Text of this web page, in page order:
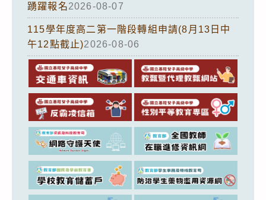
踴躍報名2026-08-07
115學年度高二第一階段轉組申請(8月13日中
午12點截止)2026-08-06